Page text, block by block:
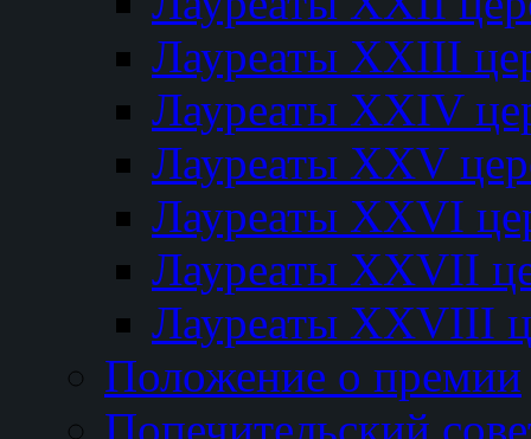
Лауреаты XXIII
Лауреаты XXIV
Лауреаты XXV
Лауреаты XXVI
Лауреаты XXVII
Лауреаты XXVIII
Положение о премии
Попечительский